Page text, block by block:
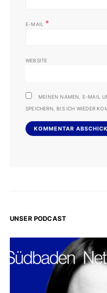
E-MAIL *
WEBSITE
MEINEN NAMEN, E-MAIL
SPEICHERN, BIS ICH WIEDER
UNSER PODCAST